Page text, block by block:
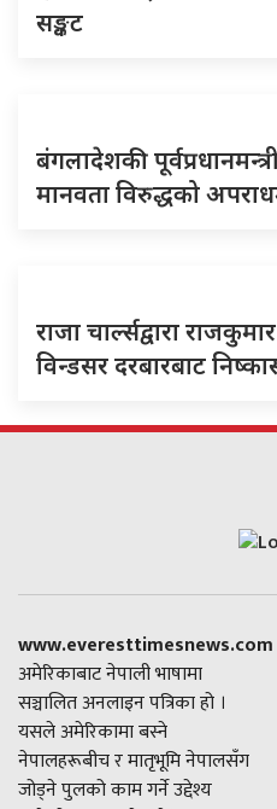
सङ्कट
बंगलादेशकी
मानवता विरुद्धको
राजा चार्ल्सद्वारा
विन्डसर दरबारबाट
www.everesttimesnews.com
अमेरिकाबाट नेपाली भाषामा
सञ्चालित अनलाइन पत्रिका हो ।
यसले अमेरिकामा बस्ने
नेपालहरूबीच र मातृभूमि नेपालसँग
जोड्ने पुलको काम गर्ने उद्देश्य